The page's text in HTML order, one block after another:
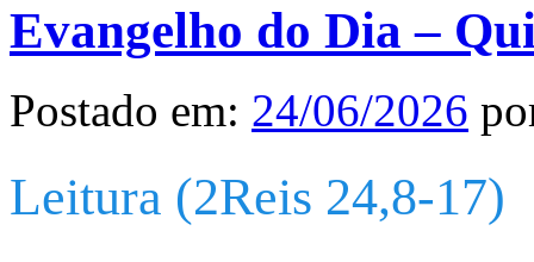
Evangelho do Dia –
Postado em: 24/06/2026
Leitura (2Reis 24,8-17)